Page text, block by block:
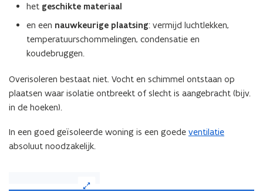
het geschikte materiaal
en een nauwkeurige plaatsing: vermijd luchtlekken,
temperatuurschommelingen, condensatie en
koudebruggen.
Overisoleren bestaat niet. Vocht en schimmel ontstaan op
plaatsen waar isolatie ontbreekt of slecht is aangebracht (bijv.
in de hoeken).
In een goed geïsoleerde woning is een goede ventilatie
absoluut noodzakelijk.